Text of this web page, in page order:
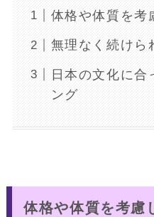
体格や体質を考
無理なく続けら
日本の文化に合
ング
体格や体質を考慮